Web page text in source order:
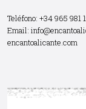
Teléfono: +34 965 981
Email:
encantoalicante.com